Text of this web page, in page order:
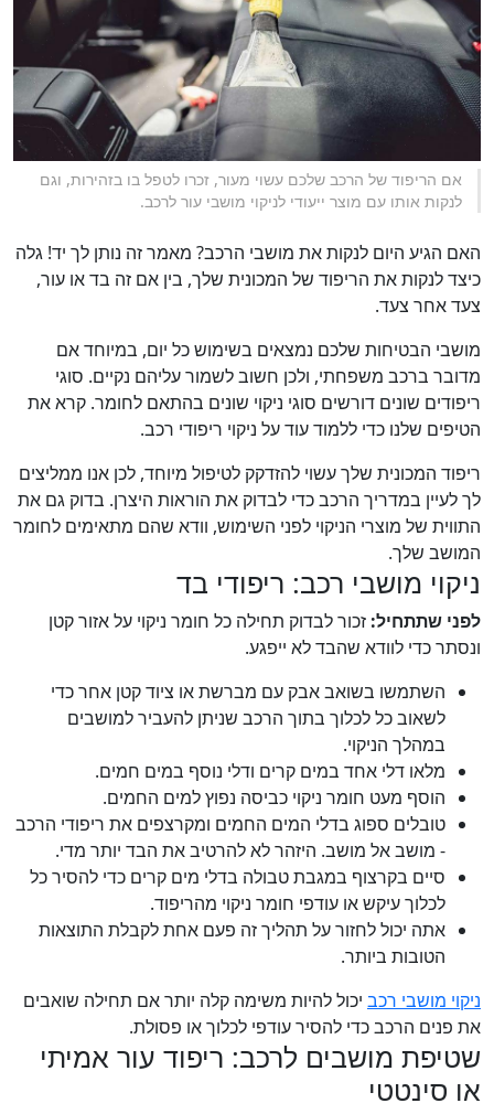
אם הריפוד של הרכב שלכם עשוי מעור, זכרו לטפל בו בזהירות, וגם
לנקות אותו עם מוצר ייעודי לניקוי מושבי עור לרכב.
האם הגיע היום לנקות את מושבי הרכב? מאמר זה נותן לך יד! גלה
כיצד לנקות את הריפוד של המכונית שלך, בין אם זה בד או עור,
צעד אחר צעד.
מושבי הבטיחות שלכם נמצאים בשימוש כל יום, במיוחד אם
מדובר ברכב משפחתי, ולכן חשוב לשמור עליהם נקיים. סוגי
ריפודים שונים דורשים סוגי ניקוי שונים בהתאם לחומר. קרא את
הטיפים שלנו כדי ללמוד עוד על ניקוי ריפודי רכב.
ריפוד המכונית שלך עשוי להזדקק לטיפול מיוחד, לכן אנו ממליצים
לך לעיין במדריך הרכב כדי לבדוק את הוראות היצרן. בדוק גם את
התווית של מוצרי הניקוי לפני השימוש, וודא שהם מתאימים לחומר
המושב שלך.
ניקוי מושבי רכב: ריפודי בד
לפני שתתחיל: זכור לבדוק תחילה כל חומר ניקוי על אזור קטן
ונסתר כדי לוודא שהבד לא ייפגע.
השתמשו בשואב אבק עם מברשת או ציוד קטן אחר כדי
לשאוב כל לכלוך בתוך הרכב שניתן להעביר למושבים
במהלך הניקוי.
מלאו דלי אחד במים קרים ודלי נוסף במים חמים.
הוסף מעט חומר ניקוי כביסה נפוץ למים החמים.
טובלים ספוג בדלי המים החמים ומקרצפים את ריפודי הרכב
- מושב אל מושב. היזהר לא להרטיב את הבד יותר מדי.
סיים בקרצוף במגבת טבולה בדלי מים קרים כדי להסיר כל
לכלוך עיקש או עודפי חומר ניקוי מהריפוד.
אתה יכול לחזור על תהליך זה פעם אחת לקבלת התוצאות
הטובות ביותר.
ניקוי מושבי רכב יכול להיות משימה קלה יותר אם תחילה שואבים
את פנים הרכב כדי להסיר עודפי לכלוך או פסולת.
שטיפת מושבים לרכב: ריפוד עור אמיתי
או סינטטי